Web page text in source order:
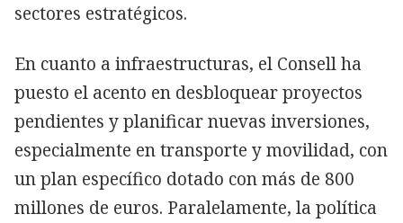
sectores estratégicos.
En cuanto a infraestructuras, el Consell ha
puesto el acento en desbloquear proyectos
pendientes y planificar nuevas inversiones,
especialmente en transporte y movilidad, con
un plan específico dotado con más de 800
millones de euros. Paralelamente, la política